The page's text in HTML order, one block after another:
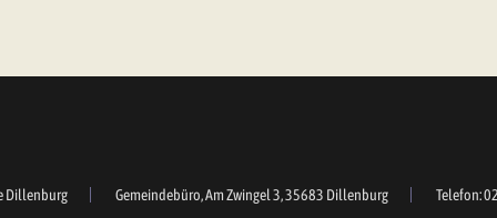
Dillenburg Gemeindebüro, Am Zwingel 3, 35683 Dillenburg Telefon: